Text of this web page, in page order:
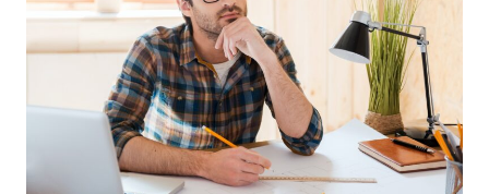
EM
PASSOS